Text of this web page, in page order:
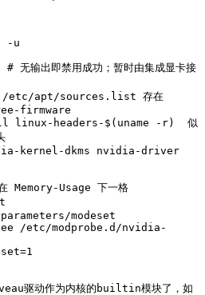
firmware
modeset